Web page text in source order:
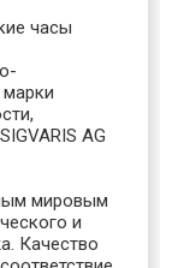
часы
AG
мировым
и
Качество